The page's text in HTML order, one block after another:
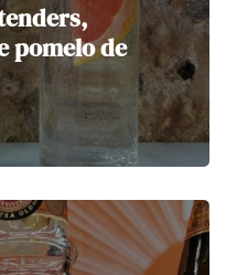
pomelo de